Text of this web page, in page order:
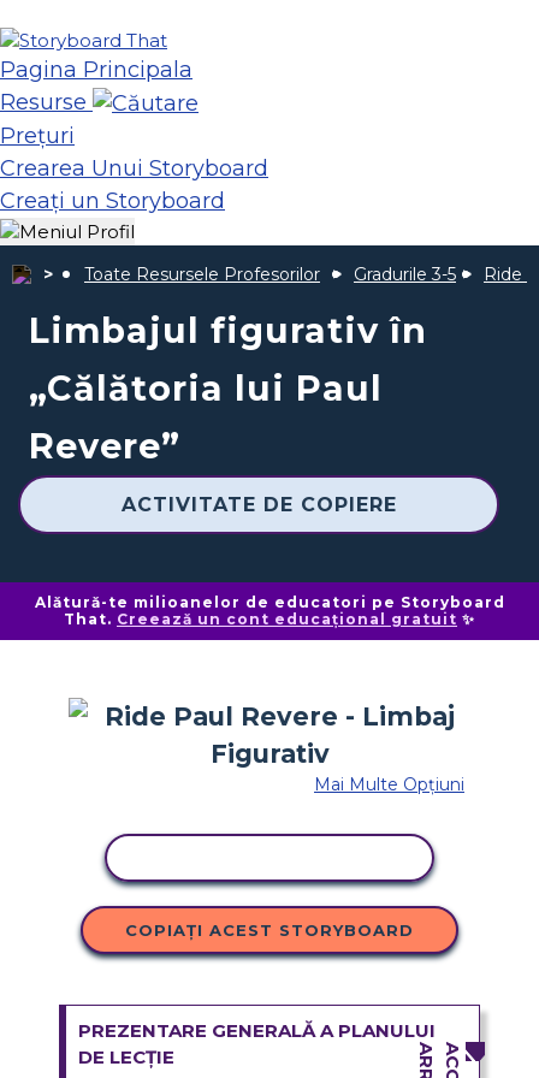
Pagina Principala
Resurse
Prețuri
Crearea Unui Storyboard
Creați un Storyboard
Toate Resursele Profesorilor Gradurile 3-5 Ride
Limbajul figurativ în
„Călătoria lui Paul
Revere”
ACTIVITATE DE COPIERE
Alătură-te milioanelor de educatori pe Storyboard
That. Creează un cont educațional gratuit ✨
Mai Multe Opțiuni
COPIAȚI ACEST STORYBOARD
PREZENTARE GENERALĂ A PLANULUI
DE LECȚIE